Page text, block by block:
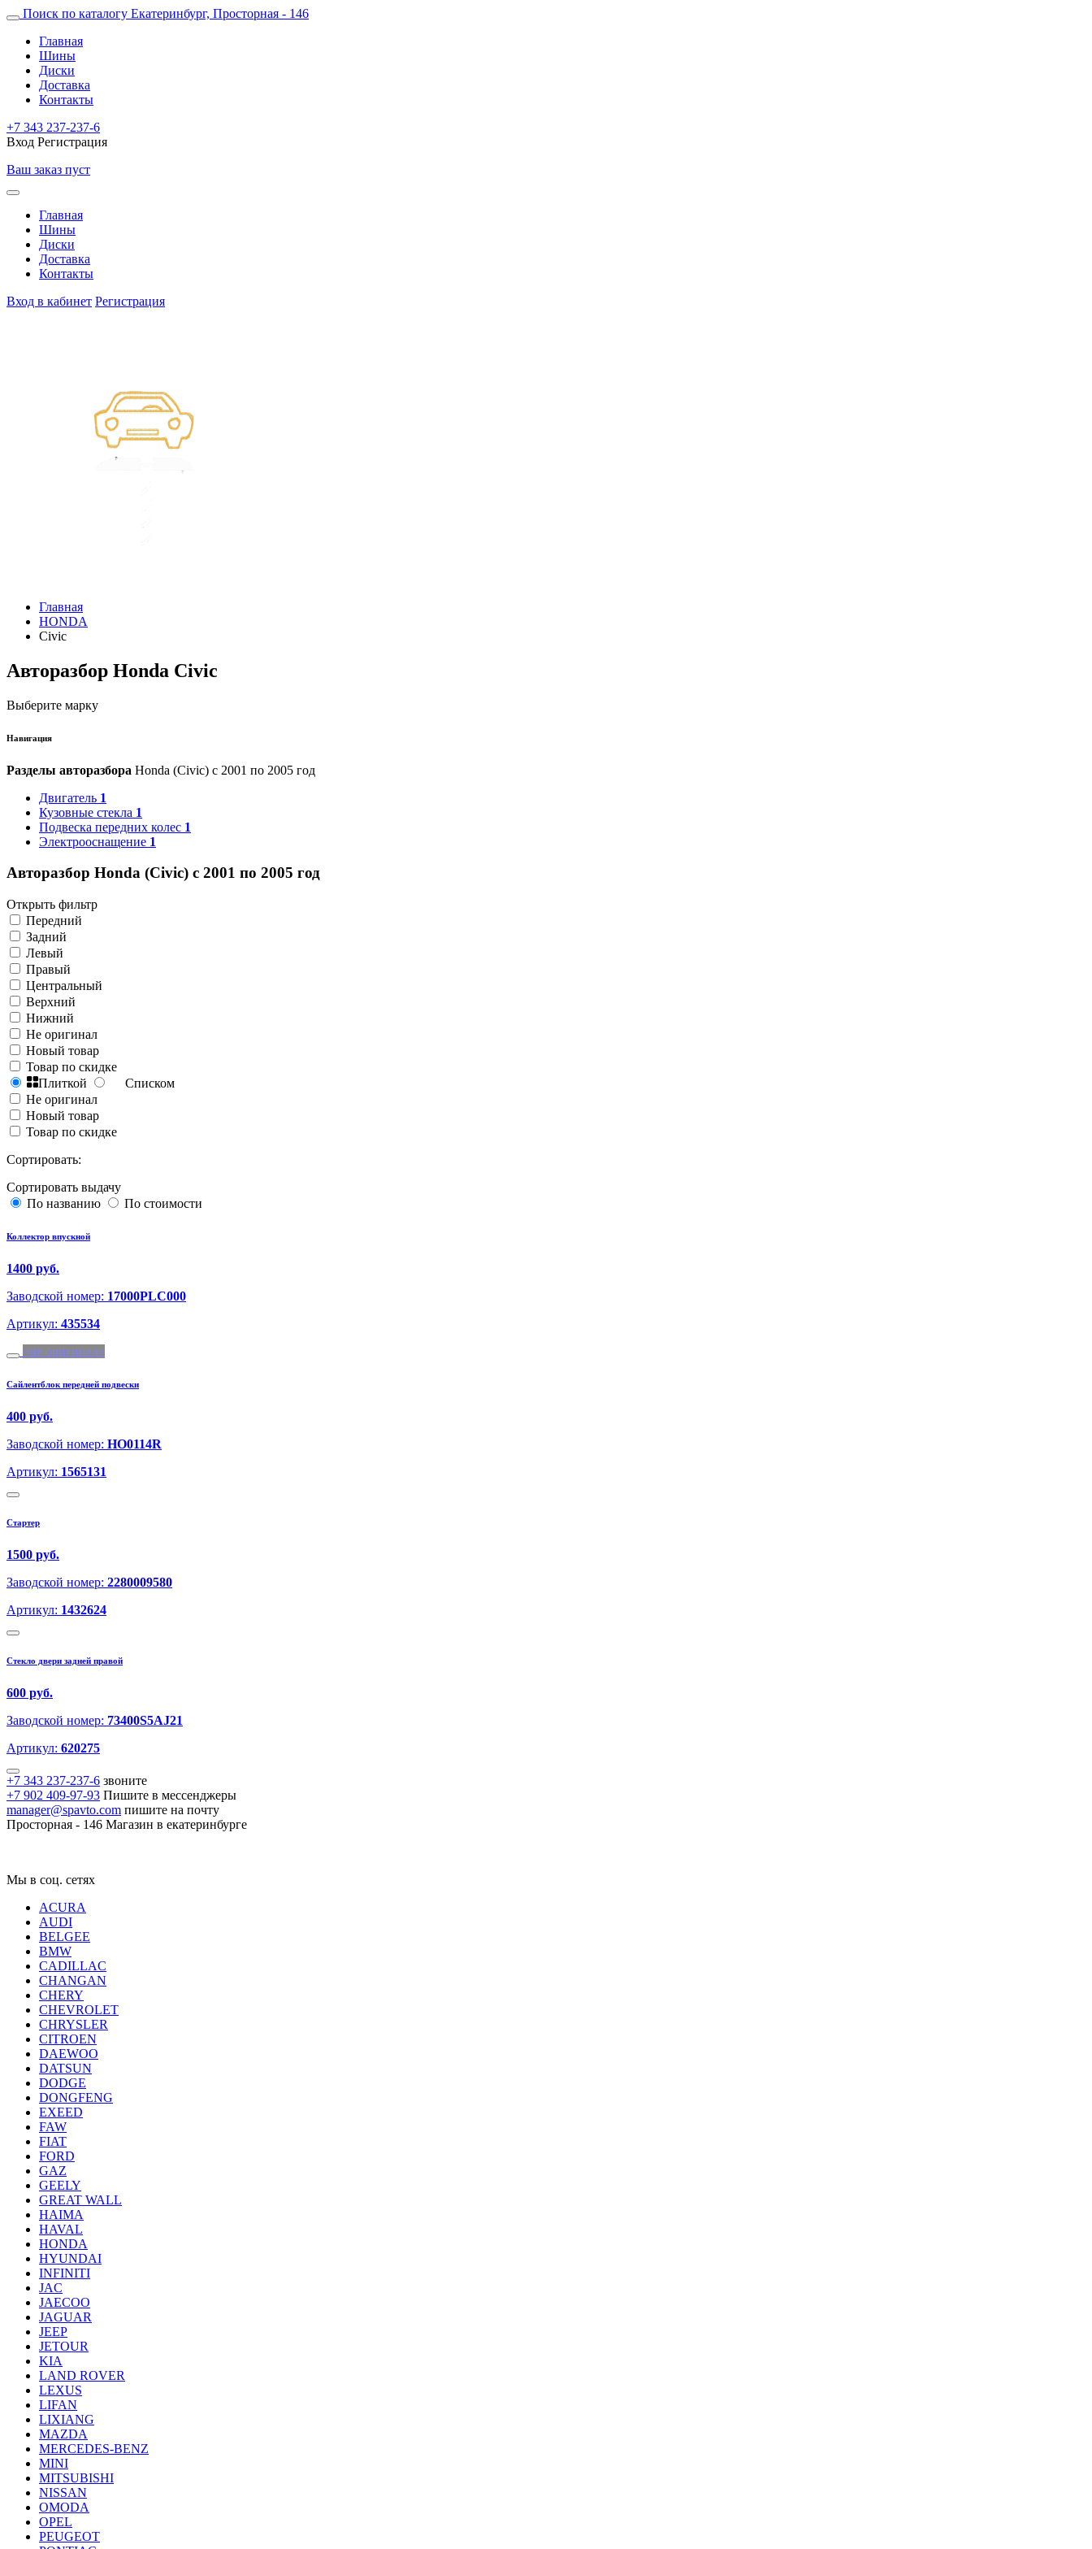
Поиск по каталогу Екатеринбург, Просторная - 146
Главная
Шины
Диски
Доставка
Контакты
+7 343 237-237-6
Вход Регистрация
Ваш заказ пуст
Главная
Шины
Диски
Доставка
Контакты
Вход в кабинет Регистрация
Главная
HONDA
Civic
Авторазбор Honda Civic
Выберите марку
Навигация
Разделы авторазбора Honda (Civic) с 2001 по 2005 год
Двигатель 1
Кузовные стекла 1
Подвеска передних колес 1
Электрооснащение 1
Авторазбор Honda (Civic) с 2001 по 2005 год
Открыть фильтр
Передний
Задний
Левый
Правый
Центральный
Верхний
Нижний
Не оригинал
Новый товар
Товар по скидке
Плиткой
Списком
Не оригинал
Новый товар
Товар по скидке
Сортировать:
Сортировать выдачу
По названию
По стоимости
Коллектор впускной
1400 руб.
Заводской номер: 17000PLC000
Артикул: 435534
не оригинал
Сайлентблок передней подвески
400 руб.
Заводской номер: HO0114R
Артикул: 1565131
Стартер
1500 руб.
Заводской номер: 2280009580
Артикул: 1432624
Стекло двери задней правой
600 руб.
Заводской номер: 73400S5AJ21
Артикул: 620275
+7 343 237-237-6 звоните
+7 902 409-97-93 Пишите в мессенджеры
manager@spavto.com пишите на почту
Просторная - 146 Магазин в екатеринбурге
Мы в соц. сетях
ACURA
AUDI
BELGEE
BMW
CADILLAC
CHANGAN
CHERY
CHEVROLET
CHRYSLER
CITROEN
DAEWOO
DATSUN
DODGE
DONGFENG
EXEED
FAW
FIAT
FORD
GAZ
GEELY
GREAT WALL
HAIMA
HAVAL
HONDA
HYUNDAI
INFINITI
JAC
JAECOO
JAGUAR
JEEP
JETOUR
KIA
LAND ROVER
LEXUS
LIFAN
LIXIANG
MAZDA
MERCEDES-BENZ
MINI
MITSUBISHI
NISSAN
OMODA
OPEL
PEUGEOT